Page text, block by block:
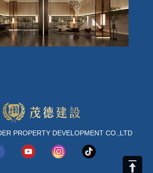
PROPERTY DEVELOPMENT CO.,LTD